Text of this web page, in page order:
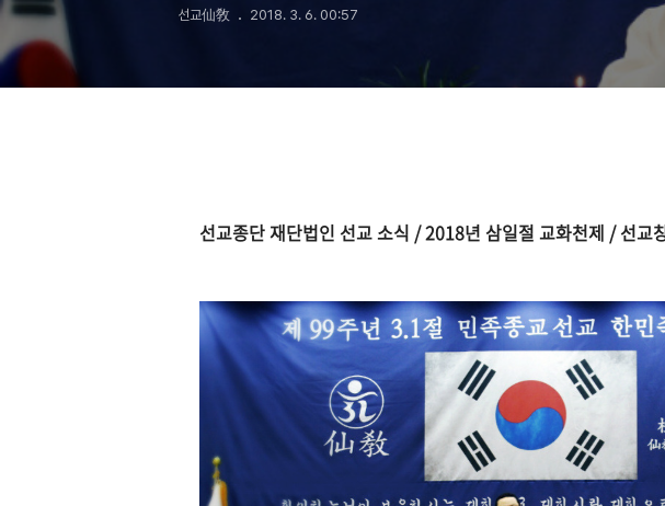
선교仙敎 2018. 3. 6. 00:57
선교종단 재단법인 선교 소식 / 2018년 삼일절 교화천제 / 선교